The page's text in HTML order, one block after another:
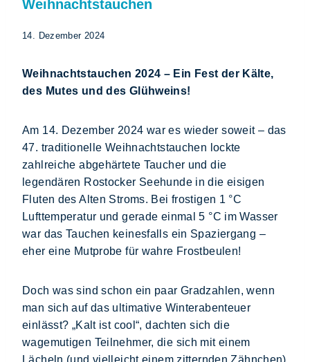
Weihnachtstauchen
14. Dezember 2024
Weihnachtstauchen 2024 – Ein Fest der Kälte,
des Mutes und des Glühweins!
Am 14. Dezember 2024 war es wieder soweit – das
47. traditionelle Weihnachtstauchen lockte
zahlreiche abgehärtete Taucher und die
legendären Rostocker Seehunde in die eisigen
Fluten des Alten Stroms. Bei frostigen 1 °C
Lufttemperatur und gerade einmal 5 °C im Wasser
war das Tauchen keinesfalls ein Spaziergang –
eher eine Mutprobe für wahre Frostbeulen!
Doch was sind schon ein paar Gradzahlen, wenn
man sich auf das ultimative Winterabenteuer
einlässt? „Kalt ist cool“, dachten sich die
wagemutigen Teilnehmer, die sich mit einem
Lächeln (und vielleicht einem zitternden Zähnchen)